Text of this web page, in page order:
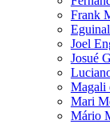
Frank
Joel
Josué
Magali
Mari
Mário